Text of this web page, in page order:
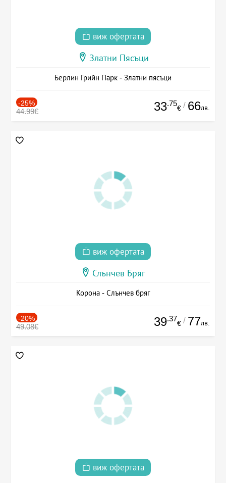
виж офертата
Златни Пясъци
Берлин Грийн Парк - Златни пясъци
-25%
44.99€ 33.75
€ / 66лв.
виж офертата
Слънчев Бряг
Корона - Слънчев бряг
-20%
49.08€ 39.37
€ / 77лв.
виж офертата